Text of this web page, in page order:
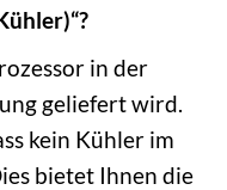
in der
geliefert wird.
kein Kühler im
bietet Ihnen die